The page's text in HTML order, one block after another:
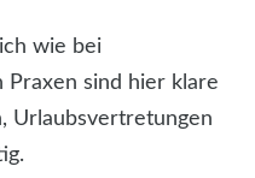
wie bei
Praxen sind hier klare
Urlaubsvertretungen